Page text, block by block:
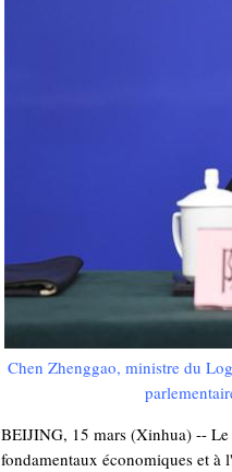
Chen Zhenggao, ministre du
BEIJING, 15 mars (Xinhua) --
fondamentaux économiques et à